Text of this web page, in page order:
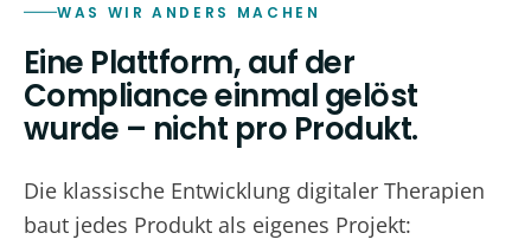
WAS WIR ANDERS MACHEN
Eine Plattform, auf der
Compliance einmal gelöst
wurde – nicht pro Produkt.
Die klassische Entwicklung digitaler Therapien
baut jedes Produkt als eigenes Projekt: